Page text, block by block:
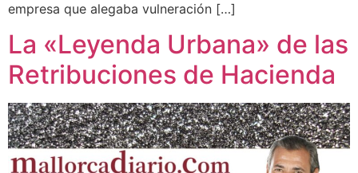
empresa que alegaba vulneración […]
La «Leyenda Urbana» de las
Retribuciones de Hacienda